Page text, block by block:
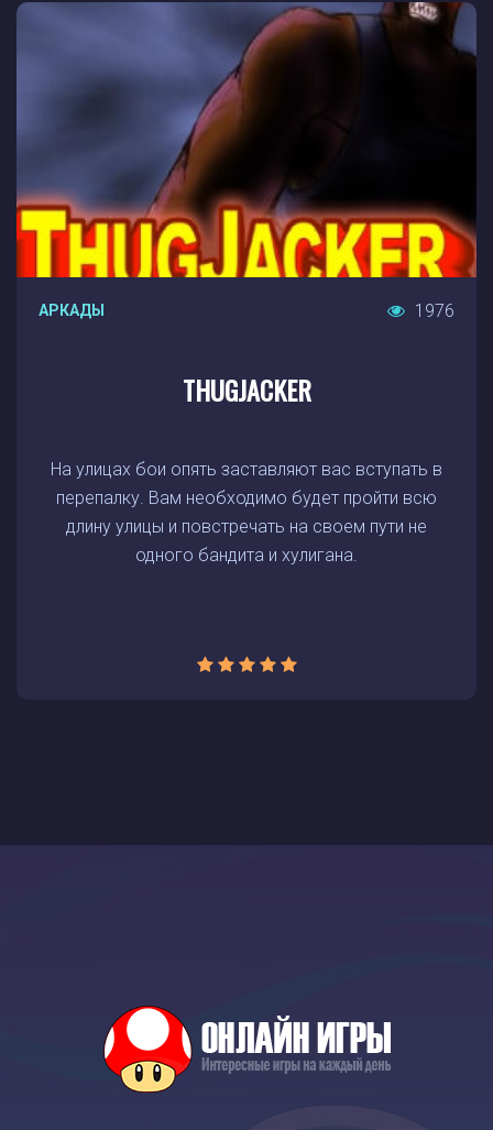
АРКАДЫ 1976
THUGJACKER
На улицах бои опять заставляют вас вступать в
перепалку. Вам необходимо будет пройти всю
длину улицы и повстречать на своем пути не
одного бандита и хулигана.